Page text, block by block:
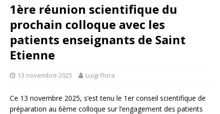
1ère réunion scientifique du
prochain colloque avec les
patients enseignants de Saint
Etienne
13 novembre 2025 Luigi Flora
Ce 13 novembre 2025, s’est tenu le 1er conseil scientifique de
préparation au 6ème colloque sur l’engagement des patients